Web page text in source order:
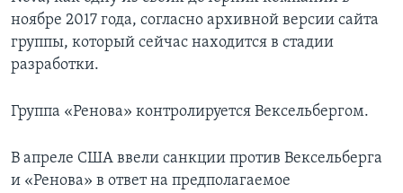
ноябре 2017 года, согласно архивной версии сайта
группы, который сейчас находится в стадии
разработки.
Группа «Ренова» контролируется Вексельбергом.
В апреле США ввели санкции против Вексельберга
и «Ренова» в ответ на предполагаемое